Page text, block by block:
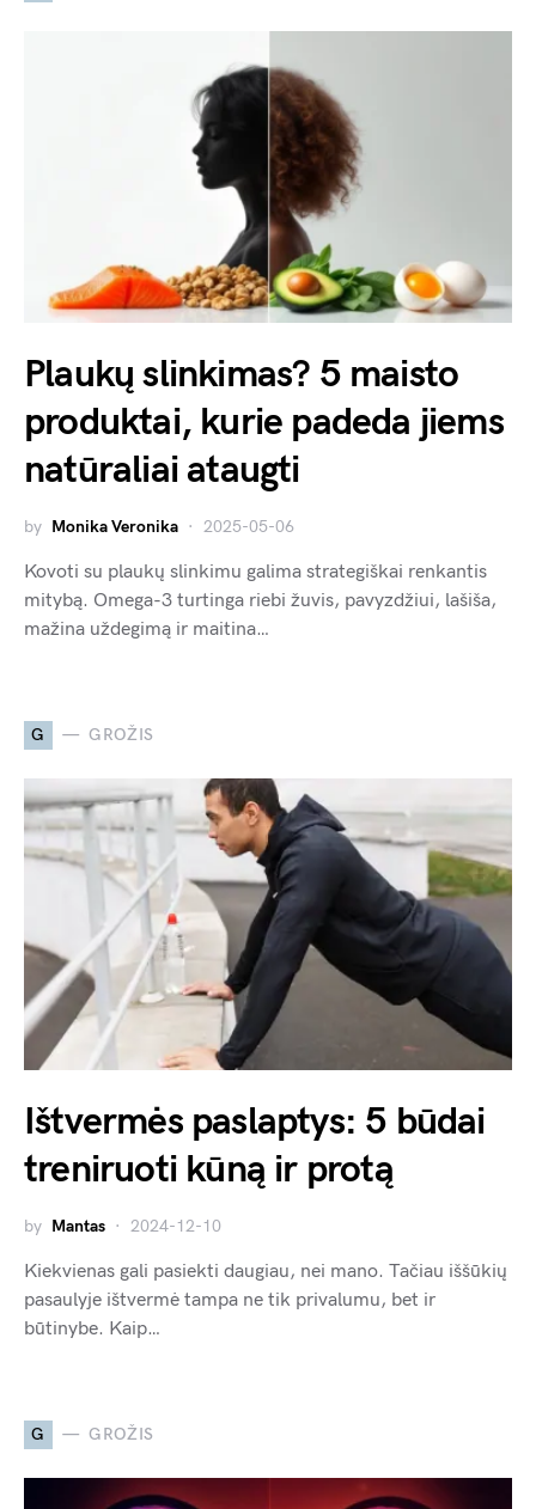
Plaukų slinkimas? 5 maisto
produktai, kurie padeda jiems
natūraliai ataugti
by Monika Veronika 2025-05-06
Kovoti su plaukų slinkimu galima strategiškai renkantis
mitybą. Omega-3 turtinga riebi žuvis, pavyzdžiui, lašiša,
mažina uždegimą ir maitina…
G GROŽIS
Ištvermės paslaptys: 5 būdai
treniruoti kūną ir protą
by Mantas 2024-12-10
Kiekvienas gali pasiekti daugiau, nei mano. Tačiau iššūkių
pasaulyje ištvermė tampa ne tik privalumu, bet ir
būtinybe. Kaip…
G GROŽIS